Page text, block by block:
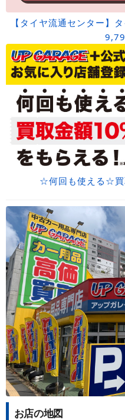
【タイヤ流通センター】
☆何回も使える☆買
お店の地図